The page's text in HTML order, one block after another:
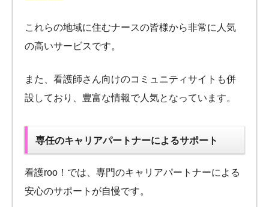
これらの地域に住むナースの皆様から非常に人気
の高いサービスです。
また、看護師さん向けのコミュニティサイトも併
設しており、豊富な情報で人気となっています。
専任のキャリアパートナーによるサポート
看護roo！では、専門のキャリアパートナーによる
安心のサポートが自慢です。